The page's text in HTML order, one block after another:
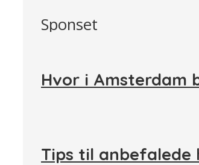
Sponset
Hvor i Amsterdam
Tips til anbefalede